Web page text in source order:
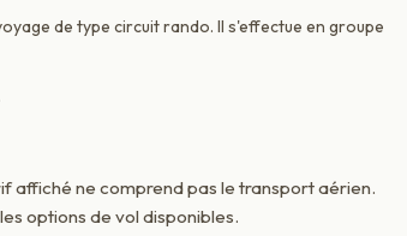
de type circuit rando. Il s'effectue en groupe
affiché ne comprend pas le transport aérien.
options de vol disponibles.